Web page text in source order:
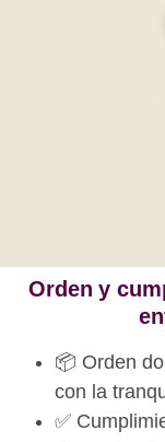
Orden y
📦 Orden
con la
✅